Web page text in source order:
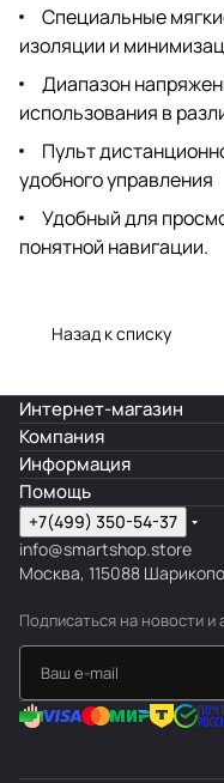
Специальные
изоляции и
Диапазон
использования в
Пульт
удобного управления
Удобный для
понятной навигации.
Назад к списку
Интернет-магазин
Компания
Информация
Помощь
+7(499) 350-54-37
info@smartshop.store
Москва, 115088
Подписаться на новости и